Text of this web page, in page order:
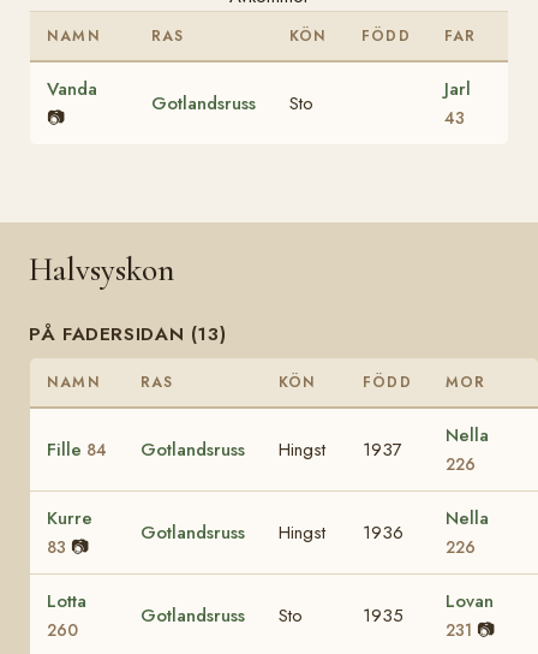
NAMN RAS KÖN FÖDD FAR
Vanda
📷
Gotlandsruss Sto
Jarl
43
Halvsyskon
PÅ FADERSIDAN (13)
NAMN RAS KÖN FÖDD MOR
Fille 84 Gotlandsruss Hingst 1937
Nella
226
Kurre
83 📷
Gotlandsruss Hingst 1936
Nella
226
Lotta
260
Gotlandsruss Sto 1935
Lovan
231 📷